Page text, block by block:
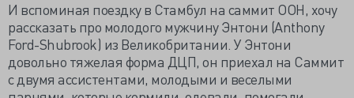
И вспоминая поездку в Стамбул на саммит ООН, хочу
рассказать про молодого мужчину Энтони (Anthony
Ford-Shubrook) из Великобритании. У Энтони
довольно тяжелая форма ДЦП, он приехал на Саммит
с двумя ассистентами, молодыми и веселыми